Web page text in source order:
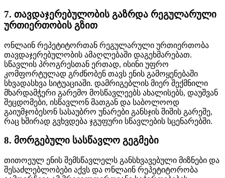
7. თავდაჯერებულობის გაზრდა რეგულარული
ურთიერთობის გზით
ონლაინ რეპეტიტორთან რეგულარული ურთიერთობა
თავდაჯერებულობის ამაღლებაში დაგეხმარებათ.
სწავლის პროგრესთან ერთად, ისინი უფრო
კომფორტულად გრძნობენ თავს ენის გამოყენებაში
სხვადასხვა სიტუაციაში. დამრიგებლის მიერ შექმნილი
მხარდამჭერი გარემო მოსწავლეებს ახალისებს, დაუშვან
შეცდომები, ისწავლონ მათგან და საბოლოოდ
გაიუმჯობესონ სასაუბრო უნარები განსჯის შიშის გარეშე,
რაც ხშირად გვხვდება ჯგუფური სწავლების სცენარებში.
8. მორგებული სასწავლო გეგმები
თითოეულ ენის შემსწავლელს განსხვავებული მიზნები და
შესაძლებლობები აქვს და ონლაინ რეპეტიტორობა